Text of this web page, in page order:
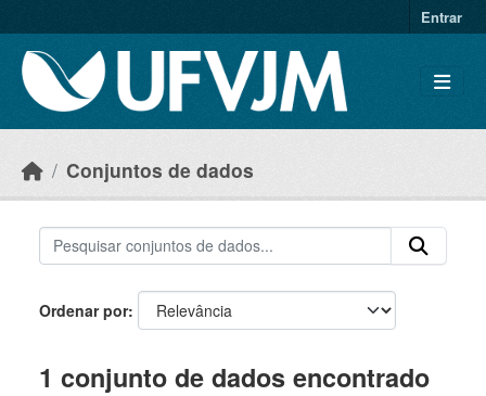
Entrar
Conjuntos de dados
Ordenar por
1 conjunto de dados encontrado